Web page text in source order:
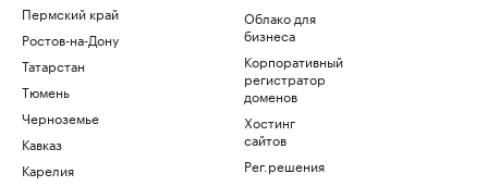
Пермский край
Ростов-на-Дону
Татарстан
Тюмень
Черноземье
Кавказ
Карелия
Облако для
бизнеса
Корпоративный
регистратор
доменов
Хостинг
сайтов
Рег.решения